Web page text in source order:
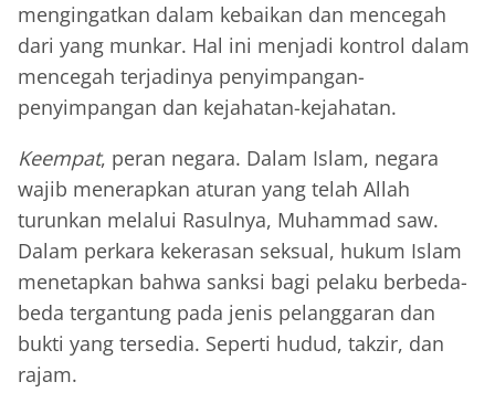
mengingatkan dalam kebaikan dan mencegah
dari yang munkar. Hal ini menjadi kontrol dalam
mencegah terjadinya penyimpangan-
penyimpangan dan kejahatan-kejahatan.
Keempat, peran negara. Dalam Islam, negara
wajib menerapkan aturan yang telah Allah
turunkan melalui Rasulnya, Muhammad saw.
Dalam perkara kekerasan seksual, hukum Islam
menetapkan bahwa sanksi bagi pelaku berbeda-
beda tergantung pada jenis pelanggaran dan
bukti yang tersedia. Seperti hudud, takzir, dan
rajam.